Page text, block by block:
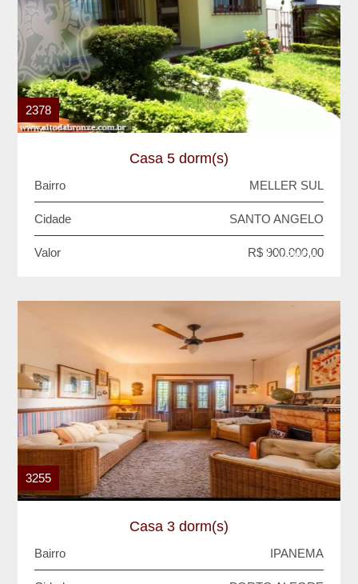
2378
Casa 5 dorm(s)
Bairro MELLER SUL
Cidade SANTO ANGELO
Valor R$ 900.000,00
VENDA
3255
Casa 3 dorm(s)
Bairro IPANEMA